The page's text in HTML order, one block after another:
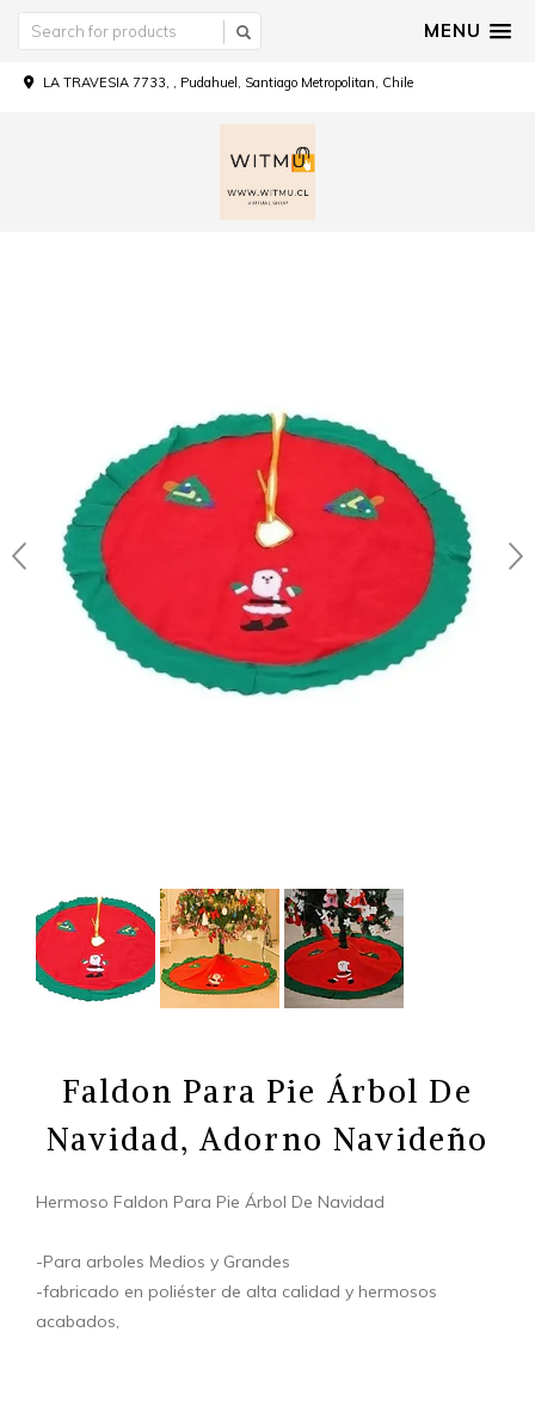
MENU
LA TRAVESIA 7733, , Pudahuel, Santiago Metropolitan, Chile
Faldon Para Pie Árbol De
Navidad, Adorno Navideño
Hermoso Faldon Para Pie Árbol De Navidad
-Para arboles Medios y Grandes
-fabricado en poliéster de alta calidad y hermosos
acabados,